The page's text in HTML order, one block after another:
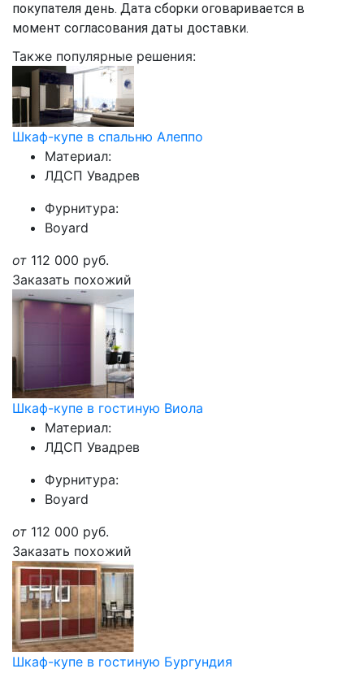
покупателя день. Дата сборки оговаривается в
момент согласования даты доставки.
Также популярные решения:
Шкаф-купе в спальню Алеппо
Материал:
ЛДСП Увадрев
Фурнитура:
Boyard
от 112 000 руб.
Заказать похожий
Шкаф-купе в гостиную Виола
Материал:
ЛДСП Увадрев
Фурнитура:
Boyard
от 112 000 руб.
Заказать похожий
Шкаф-купе в гостиную Бургундия